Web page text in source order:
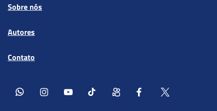
Sobre nós
Autores
Contato